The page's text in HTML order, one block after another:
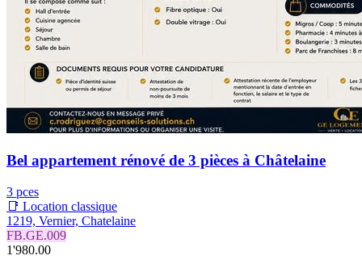
Bel appartement rénové de 3 pièces à Châtelaine
3 pces
📑 Location classique
1219, Vernier, Chatelaine
FB.GE.009
1'980.00